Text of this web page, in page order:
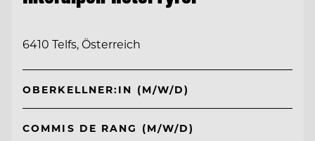
6410 Telfs, Österreich
OBERKELLNER:IN (M/W/D)
COMMIS DE RANG (M/W/D)